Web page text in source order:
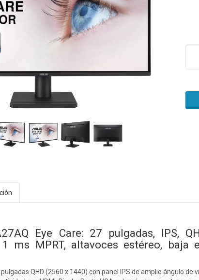
Eye Care: 27 pulgadas, IPS,
1 ms MPRT, altavoces estéreo,
QHD (2560 x 1440) con panel IPS de amplio ángulo de